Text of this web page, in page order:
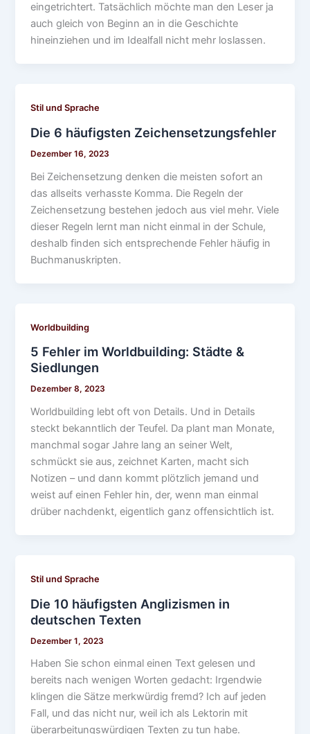
eingetrichtert. Tatsächlich möchte man den Leser ja
auch gleich von Beginn an in die Geschichte
hineinziehen und im Idealfall nicht mehr loslassen.
Stil und Sprache
Die 6 häufigsten Zeichensetzungsfehler
Dezember 16, 2023
Bei Zeichensetzung denken die meisten sofort an
das allseits verhasste Komma. Die Regeln der
Zeichensetzung bestehen jedoch aus viel mehr. Viele
dieser Regeln lernt man nicht einmal in der Schule,
deshalb finden sich entsprechende Fehler häufig in
Buchmanuskripten.
Worldbuilding
5 Fehler im Worldbuilding: Städte &
Siedlungen
Dezember 8, 2023
Worldbuilding lebt oft von Details. Und in Details
steckt bekanntlich der Teufel. Da plant man Monate,
manchmal sogar Jahre lang an seiner Welt,
schmückt sie aus, zeichnet Karten, macht sich
Notizen – und dann kommt plötzlich jemand und
weist auf einen Fehler hin, der, wenn man einmal
drüber nachdenkt, eigentlich ganz offensichtlich ist.
Stil und Sprache
Die 10 häufigsten Anglizismen in
deutschen Texten
Dezember 1, 2023
Haben Sie schon einmal einen Text gelesen und
bereits nach wenigen Worten gedacht: Irgendwie
klingen die Sätze merkwürdig fremd? Ich auf jeden
Fall, und das nicht nur, weil ich als Lektorin mit
überarbeitungswürdigen Texten zu tun habe.